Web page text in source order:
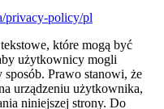
privacy-policy/pl
które mogą być
użytkownicy mogli
Prawo stanowi, że
urządzeniu użytkownika,
niniejszej strony. Do